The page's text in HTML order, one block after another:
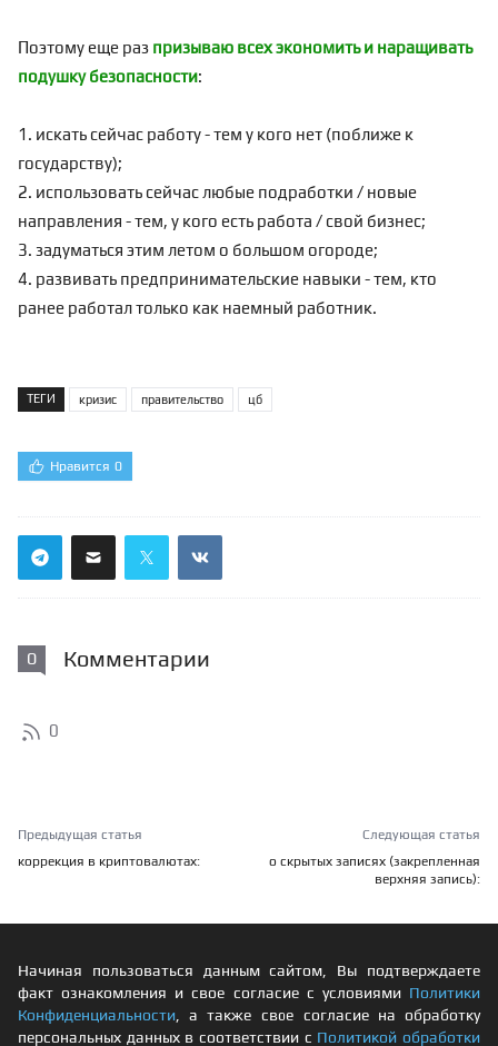
Поэтому еще раз призываю всех экономить и наращивать
подушку безопасности:
1. искать сейчас работу - тем у кого нет (поближе к
государству);
2. использовать сейчас любые подработки / новые
направления - тем, у кого есть работа / свой бизнес;
3. задуматься этим летом о большом огороде;
4. развивать предпринимательские навыки - тем, кто
ранее работал только как наемный работник.
ТЕГИ кризис правительство цб
Нравится 0
0 Комментарии
0
Предыдущая статья
коррекция в криптовалютах:
Следующая статья
о скрытых записях (закрепленная
верхняя запись):
Начиная пользоваться данным сайтом, Вы подтверждаете
факт ознакомления и свое согласие с условиями Политики
Конфиденциальности , а также свое согласие на обработку
персональных данных в соответствии с Политикой обработки